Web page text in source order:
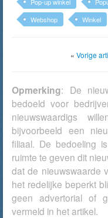
Webshop
Winkel
« Vorige
Opmerking: De
bedoeld voor
nieuwswaardigs
bijvoorbeeld een
filiaal. De bedoeling
ruimte te geven dit
dat de nieuwswaarde
het redelijke beperkt
geen advertorial of
vermeld in het artikel.